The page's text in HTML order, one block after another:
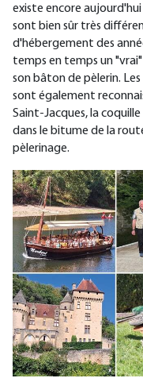
existe encore
sont bien sûr très
d'hébergement des
temps en temps un
son bâton de pèlerin.
sont également
Saint-Jacques, la
dans le bitume de la
pèlerinage.